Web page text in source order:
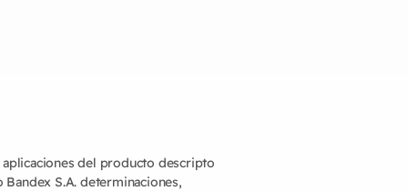
del producto descripto
S.A. determinaciones,